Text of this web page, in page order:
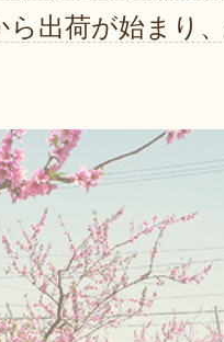
出荷が始まり